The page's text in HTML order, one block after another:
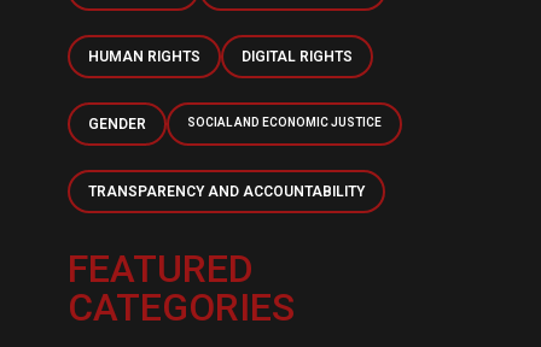
HUMAN RIGHTS DIGITAL RIGHTS
GENDER SOCIAL AND ECONOMIC JUSTICE
TRANSPARENCY AND ACCOUNTABILITY
FEATURED
CATEGORIES